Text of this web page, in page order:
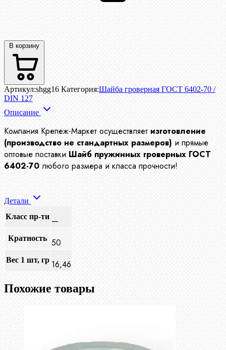
В корзину
Артикул:shgg16 Категория:Шайба гроверная ГОСТ 6402-70 /
DIN 127
Описание
Компания Крепеж-Маркет осуществляет изготовление
(производство не стандартных размеров) и прямые
оптовые поставки Шайб пружинных гроверных ГОСТ
6402-70 любого размера и класса прочности!
Детали
Класс пр-ти —
Кратность 50
Вес 1 шт, гр 16,46
Похожие товары